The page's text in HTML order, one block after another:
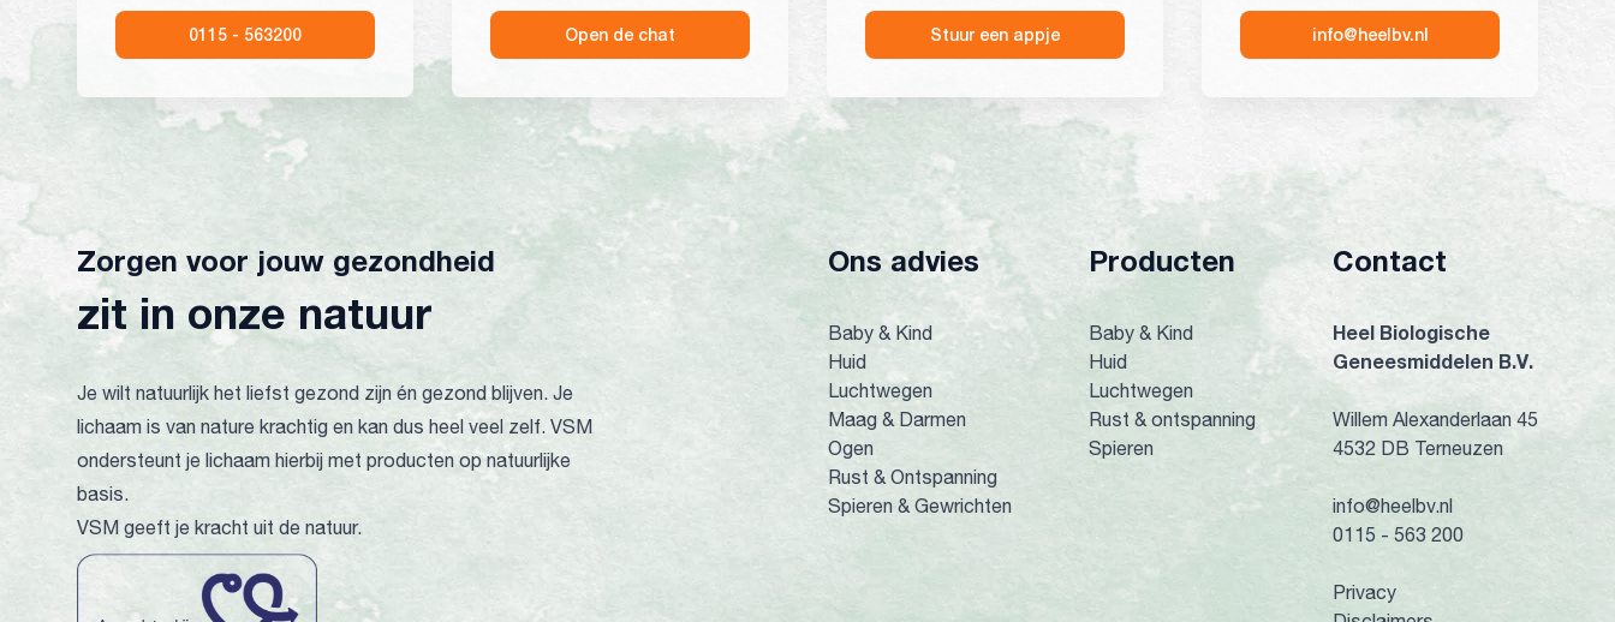
0115 - 563200 Open de chat Stuur een appje info@heelbv.nl
Zorgen voor jouw gezondheid
zit in onze natuur
Je wilt natuurlijk het liefst gezond zijn én gezond blijven. Je
lichaam is van nature krachtig en kan dus heel veel zelf. VSM
ondersteunt je lichaam hierbij met producten op natuurlijke
basis.
VSM geeft je kracht uit de natuur.
Ons advies
Baby & Kind
Huid
Luchtwegen
Maag & Darmen
Ogen
Rust & Ontspanning
Spieren & Gewrichten
Producten
Baby & Kind
Huid
Luchtwegen
Rust & ontspanning
Spieren
Contact
Heel Biologische
Geneesmiddelen B.V.
Willem Alexanderlaan 45
4532 DB Terneuzen
info@heelbv.nl
0115 - 563 200
Privacy